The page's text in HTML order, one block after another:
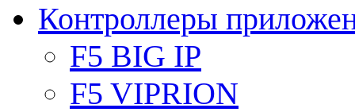
Контроллеры
F5 BIG IP
F5 VIPRION